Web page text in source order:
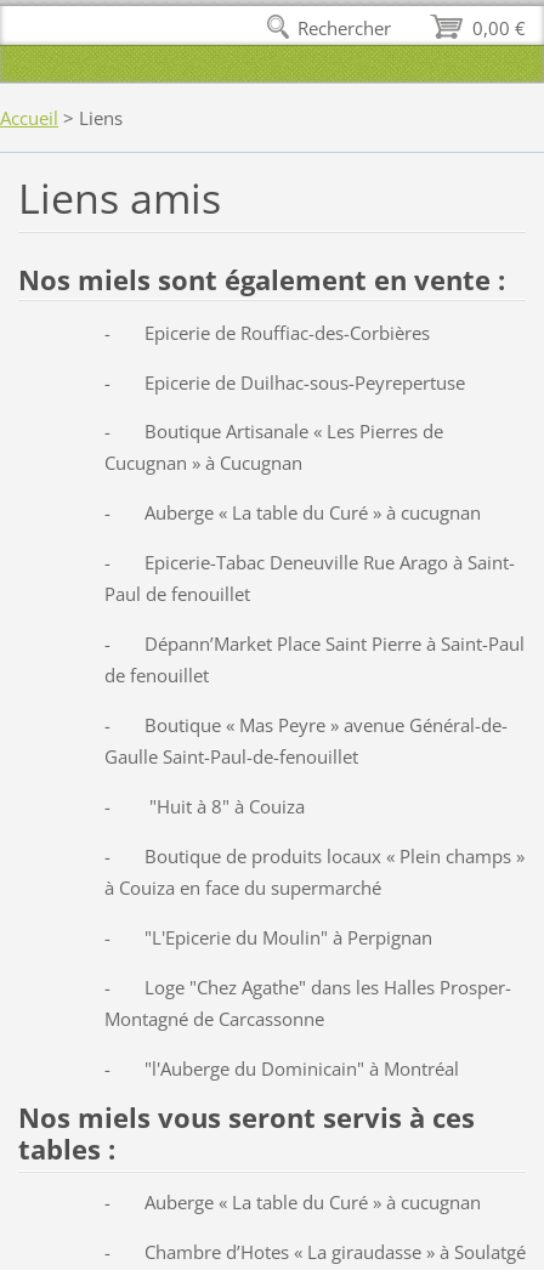
Accueil > Liens
Liens amis
Nos miels sont également en vente :
- Epicerie de Rouffiac-des-Corbières
- Epicerie de Duilhac-sous-Peyrepertuse
- Boutique Artisanale « Les Pierres de
Cucugnan » à Cucugnan
- Auberge « La table du Curé » à cucugnan
- Epicerie-Tabac Deneuville Rue Arago à Saint-
Paul de fenouillet
- Dépann’Market Place Saint Pierre à Saint-Paul
de fenouillet
- Boutique « Mas Peyre » avenue Général-de-
Gaulle Saint-Paul-de-fenouillet
- "Huit à 8" à Couiza
- Boutique de produits locaux « Plein champs »
à Couiza en face du supermarché
- "L'Epicerie du Moulin" à Perpignan
- Loge "Chez Agathe" dans les Halles Prosper-
Montagné de Carcassonne
- "l'Auberge du Dominicain" à Montréal
Nos miels vous seront servis à ces
tables :
- Auberge « La table du Curé » à cucugnan
- Chambre d’Hotes « La giraudasse » à Soulatgé
0,00 €
Rechercher